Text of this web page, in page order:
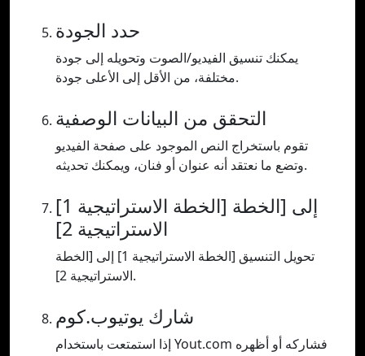
حدد الجودة
يمكنك تنسيق الفيديو/الصوت وتحويله إلى جودة
مختلفة، من الأقل إلى الأعلى جودة.
التحقق من البيانات الوصفية
تقوم باستخراج النص الموجود على صفحة الفيديو
وتضع ما نعتقد أنه عنوان أو فنان، ويمكنك تحديثه.
[الخطة الاستراتيجية 1] إلى [الخطة
الاستراتيجية 2]
تحويل التنسيق [الخطة الاستراتيجية 1] إلى [الخطة
الاستراتيجية 2].
شارك يوتيوب.كوم
إذا استمتعت باستخدام Yout.com فشاركه أو أظهره